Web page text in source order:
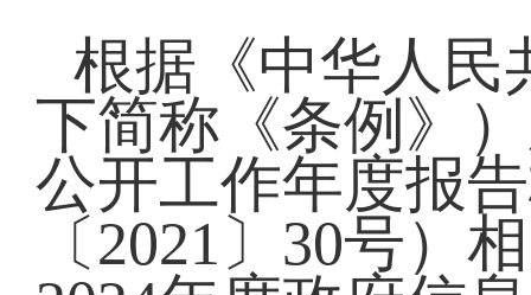
根据《中华人民
下简称《条例》
公开工作年度报
〔2021〕30号）